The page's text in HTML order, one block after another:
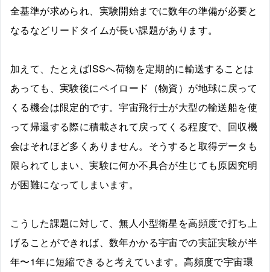
全基準が求められ、実験開始までに数年の準備が必要と
なるなどリードタイムが長い課題があります。
加えて、たとえばISSへ荷物を定期的に輸送することは
あっても、実験後にペイロード（物資）が地球に戻って
くる機会は限定的です。宇宙飛行士が大型の輸送船を使
って帰還する際に積載されて戻ってくる程度で、回収機
会はそれほど多くありません。そうすると取得データも
限られてしまい、実験に何か不具合が生じても原因究明
が困難になってしまいます。
こうした課題に対して、無人小型衛星を高頻度で打ち上
げることができれば、数年かかる宇宙での実証実験が半
年〜1年に短縮できると考えています。高頻度で宇宙環